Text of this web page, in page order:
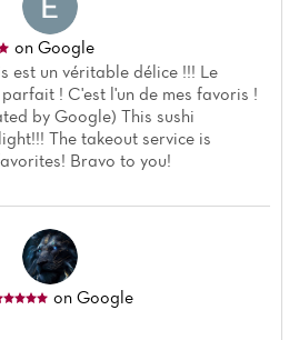
on Google
est un véritable délice !!! Le
! C'est l'un de mes favoris !
by Google) This sushi
The takeout service is
Bravo to you!
on Google
Reviews